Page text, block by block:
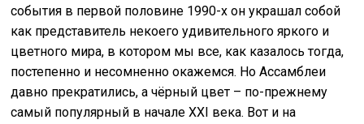
события в первой половине 1990-х он украшал собой
как представитель некоего удивительного яркого и
цветного мира, в котором мы все, как казалось тогда,
постепенно и несомненно окажемся. Но Ассамблеи
давно прекратились, а чёрный цвет – по-прежнему
самый популярный в начале XXI века. Вот и на